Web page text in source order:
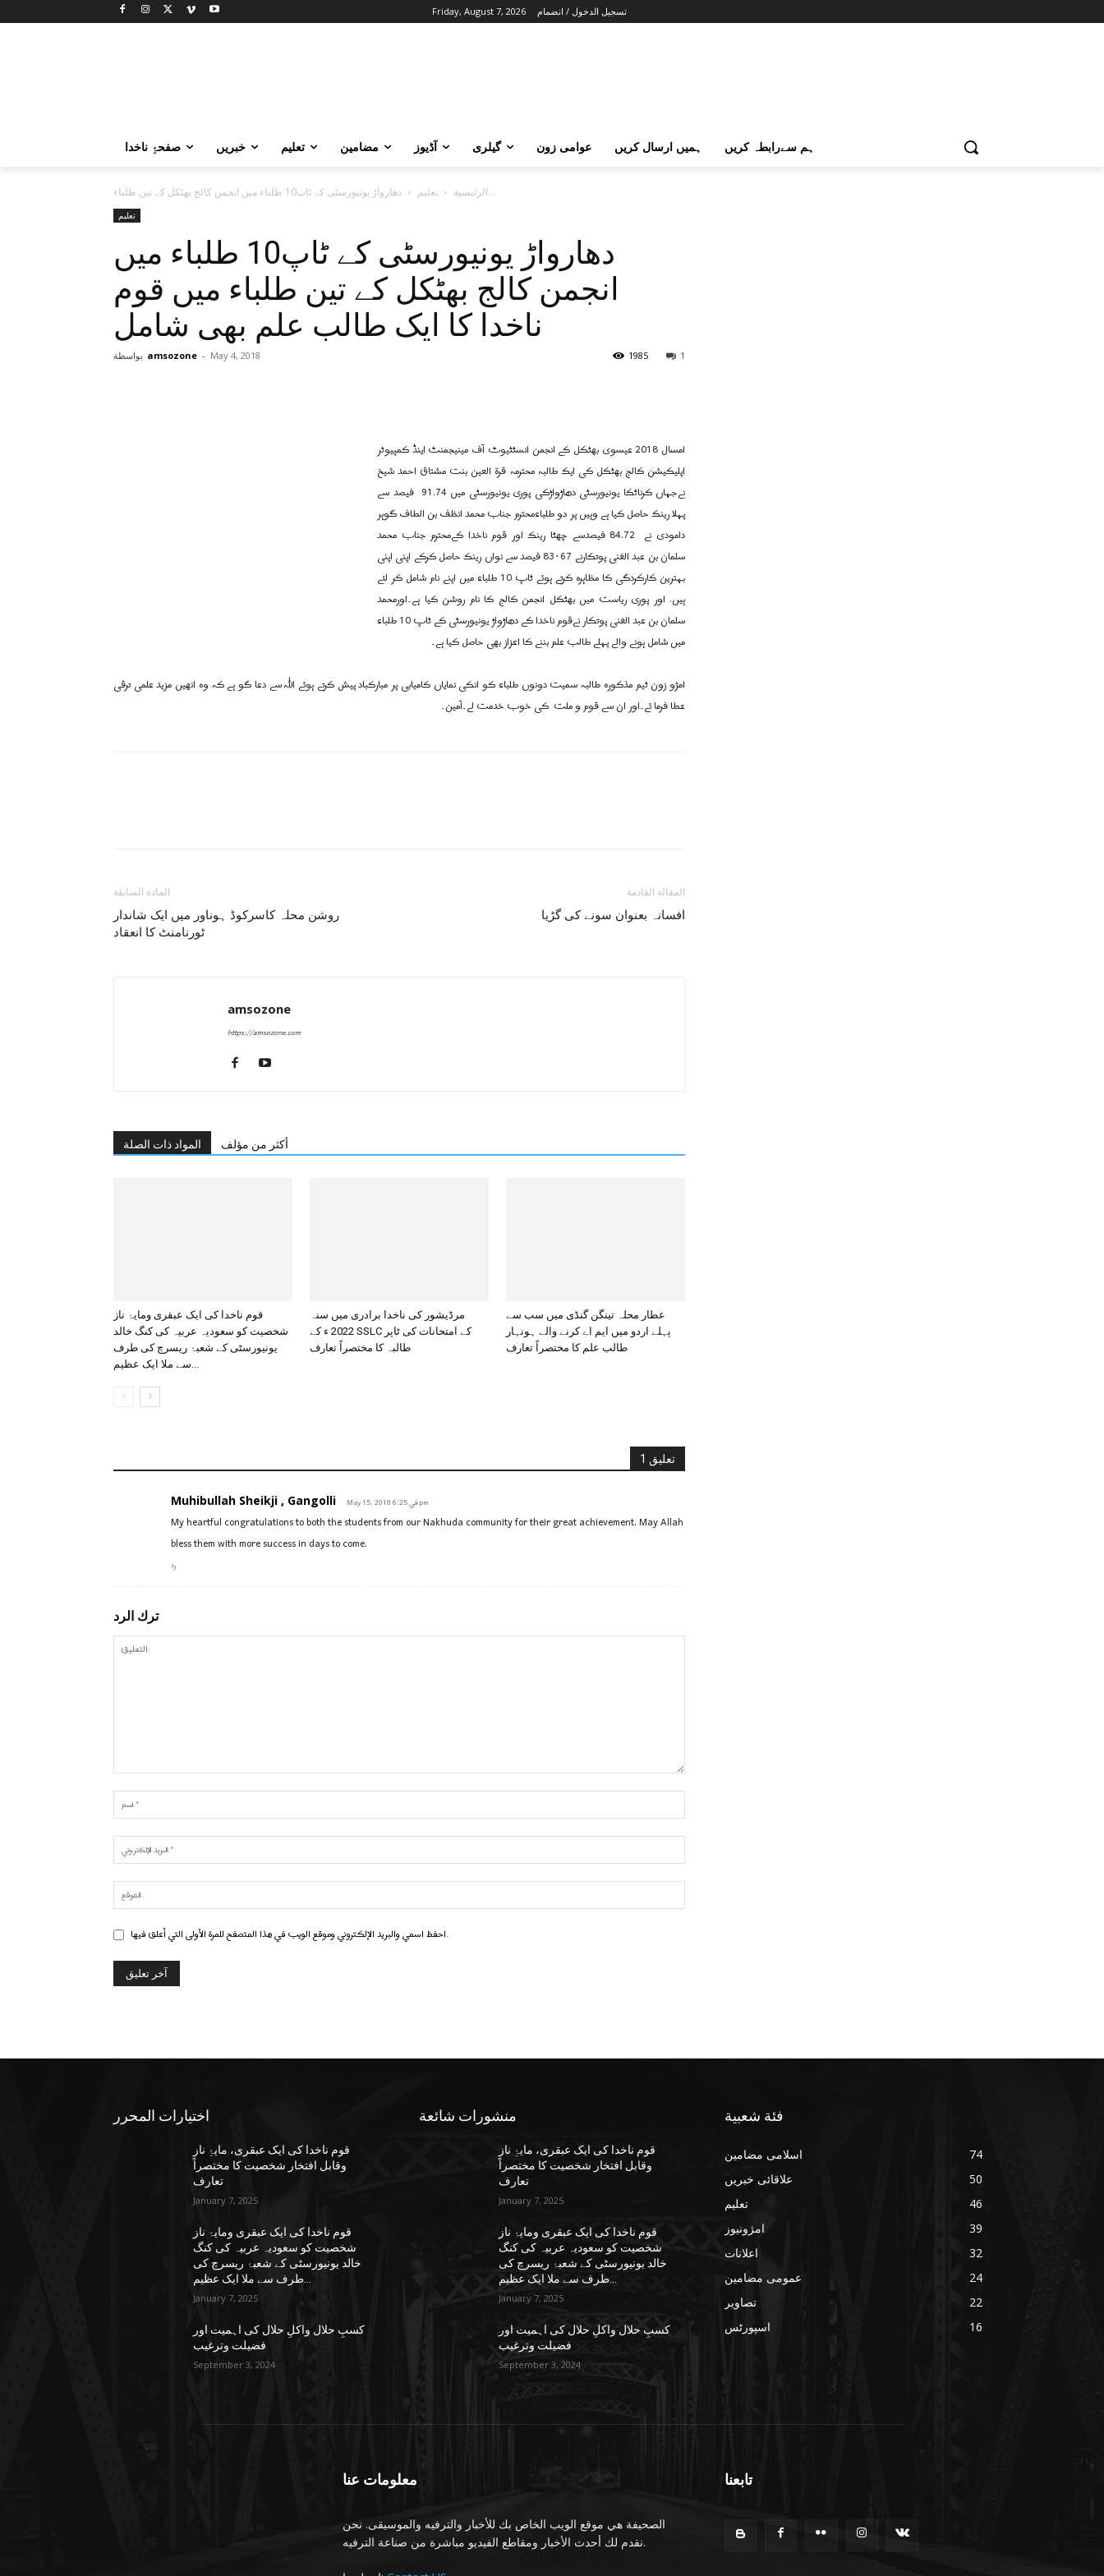
Friday, August 7, 2026 تسجيل الدخول / انضمام
صفحۂِ ناخدا خبریں تعلیم مضامین آڈیوز گیلری عوامی زون ہمیں ارسال کریں ہم سےرابطہ کریں
الرئيسية تعلیم دھارواڑ یونیورسٹی کے ٹاپ10 طلباء میں انجمن کالج بھٹکل کے تین طلباء...
تعلیم
دھارواڑ یونیورسٹی کے ٹاپ10 طلباء میں
انجمن کالج بھٹکل کے تین طلباء میں قوم
ناخدا کا ایک طالب علم بھی شامل
بواسطة amsozone - May 4, 2018 1
1985
امسال 2018 عیسوی بھٹکل کے انجمن انسٹٹیوٹ آف مینیجمنٹ اینڈ کمپیوٹر
اپلیکیشن کالج بھٹکل کی ایک طالبہ محترمہ قرۃ العین بنت مشتاق احمد شیخ
نےجہاں کرناٹکا یونیورسٹی دھاڑواڑکی پوری یونیورسٹی میں 91.74 فیصد سے
پہلا رینک حاصل کیا ہے وہیں پر دو طلباءمحترم جناب محمد انظف بن الطاف گوہر
دامودی نے 84.72 فیصدسے چھٹا رینک اور قوم ناخدا کےمحترم جناب محمد
سلمان بن عبد الغنی پوتکارنے 83۰67 فیصد سے نواں رینک حاصل کرکے اپنی اپنی
بہترین کارکردگی کا مظاہرہ کرتے ہوئے ٹاپ 10 طلباء میں اپنے نام شامل کر لئے
ہیں. اور پوری ریاست میں بھٹکل انجمن کالج کا نام روشن کیا ہے۔اورمحمد
سلمان بن عبد الغنی پوتکار نےقوم ناخدا کے دھاڑواڑ یونیورسٹی کے ٹاپ 10 طلباء
میں شامل ہونے والے پہلے طالب علم بننے کا اعزاز بھی حاصل کیا ہے۔
امژو زون ٹیم مذکورہ طالبہ سمیت دونوں طلباء کو انکی نمایاں کامیابی پر مبارکباد پیش کرتے ہوئے اللہ سے دعا گو ہے کہ وہ انھیں مزید علمی ترقی
عطا فرما ئے۔اور ان سے قوم و ملت کی خوب خدمت لے۔آمین۔
المادة السابقة
روشن محلہ کاسرکوڈ ہوناور میں ایک شاندار
ٹورنامنٹ کا انعقاد
المقالة القادمة
افسانہ بعنوان سونے کی گڑیا
amsozone
https://amsozone.com
المواد ذات الصلة أكثر من مؤلف
قوم ناخدا کی ایک عبقری ومایۂ ناز
شخصیت کو سعودیہ عربیہ کی کنگ خالد
یونیورسٹی کے شعبۂ ریسرچ کی طرف
سے ملا ایک عظیم...
مرڈیشور کی ناخدا برادری میں سنہ
2022 ء کے SSLC کے امتحانات کی ٹاپر
طالبہ کا مختصراً تعارف
عطار محلہ تینگن گنڈی میں سب سے
پہلے اردو میں ایم اے کرنے والے ہونہار
طالب علم کا مختصراً تعارف
1 تعليق
Muhibullah Sheikji , Gangolli May 15, 2018 في 6:25 pm
My heartful congratulations to both the students from our Nakhuda community for their great achievement. May Allah
bless them with more success in days to come.
رد
ترك الرد
احفظ اسمي والبريد الإلكتروني وموقع الويب في هذا المتصفح للمرة الأولى التي أعلق فيها.
اختيارات المحرر
قوم ناخدا کی ایک عبقری، مایۂِ ناز
وقابل افتخار شخصیت کا مختصراً
تعارف
January 7, 2025
قوم ناخدا کی ایک عبقری ومایۂ ناز
شخصیت کو سعودیہ عربیہ کی کنگ
خالد یونیورسٹی کے شعبۂ ریسرچ کی
January 7, 2025
کسبِ حلال واکلِ حلال کی اہمیت اور
فضیلت وترغیب
September 3, 2024
منشورات شائعة
قوم ناخدا کی ایک عبقری، مایۂِ ناز
وقابل افتخار شخصیت کا مختصراً
تعارف
January 7, 2025
قوم ناخدا کی ایک عبقری ومایۂ ناز
شخصیت کو سعودیہ عربیہ کی کنگ
خالد یونیورسٹی کے شعبۂ ریسرچ کی
January 7, 2025
کسبِ حلال واکلِ حلال کی اہمیت اور
فضیلت وترغیب
September 3, 2024
فئة شعبية
اسلامی مضامین
74
علاقائی خبریں
50
تعلیم
46
امژونیوز
39
اعلانات
32
عمومی مضامین
24
تصاویر
22
اسپورٹس
16
معلومات عنا
الصحيفة هي موقع الويب الخاص بك للأخبار والترفيه والموسيقى. نحن
نقدم لك أحدث الأخبار ومقاطع الفيديو مباشرة من صناعة الترفيه.
تابعنا